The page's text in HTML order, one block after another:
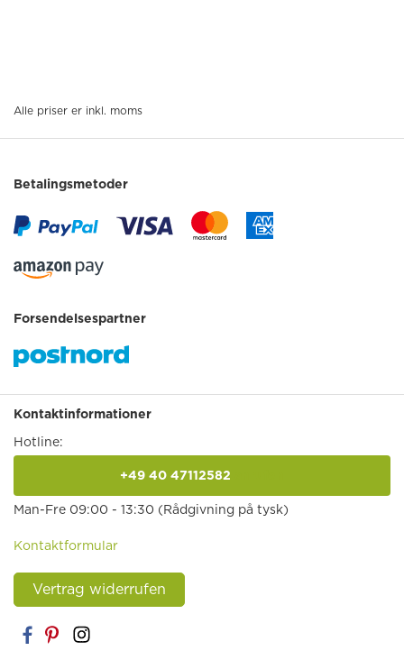
Alle priser er inkl. moms
Betalingsmetoder
Forsendelsespartner
Kontaktinformationer
Hotline:
+49 40 47112582
Man-Fre 09:00 - 13:30 (Rådgivning på tysk)
Kontaktformular
Vertrag widerrufen